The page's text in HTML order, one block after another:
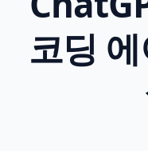
코딩